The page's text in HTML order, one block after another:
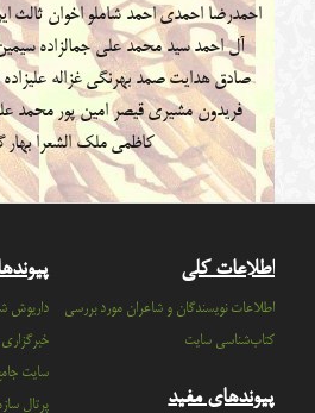
احمدرضا احمدیاحمد شاملو اخوان ثالث
آل احمدسید محمد علی جمالزاده
صادق هدایتصمد بهرنگی غزاله علیزاده
فریدون مشیری قیصر امین پور محمد
کاظمی ملک الشعرا بهار
اطلاعات کلی
اطلاعات نویسندگان و شاعران مورد بررسی
کتاب‌شناسی سایت
پیوندهای مفید
داریوش
سايت
پرتال